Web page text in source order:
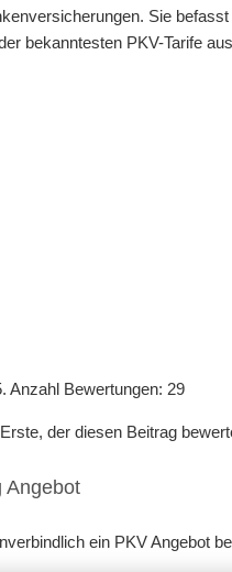
Sie
bekanntesten PKV-Tarife
Anzahl Bewertungen: 29
der diesen Beitrag
Angebot
ein PKV Angebot